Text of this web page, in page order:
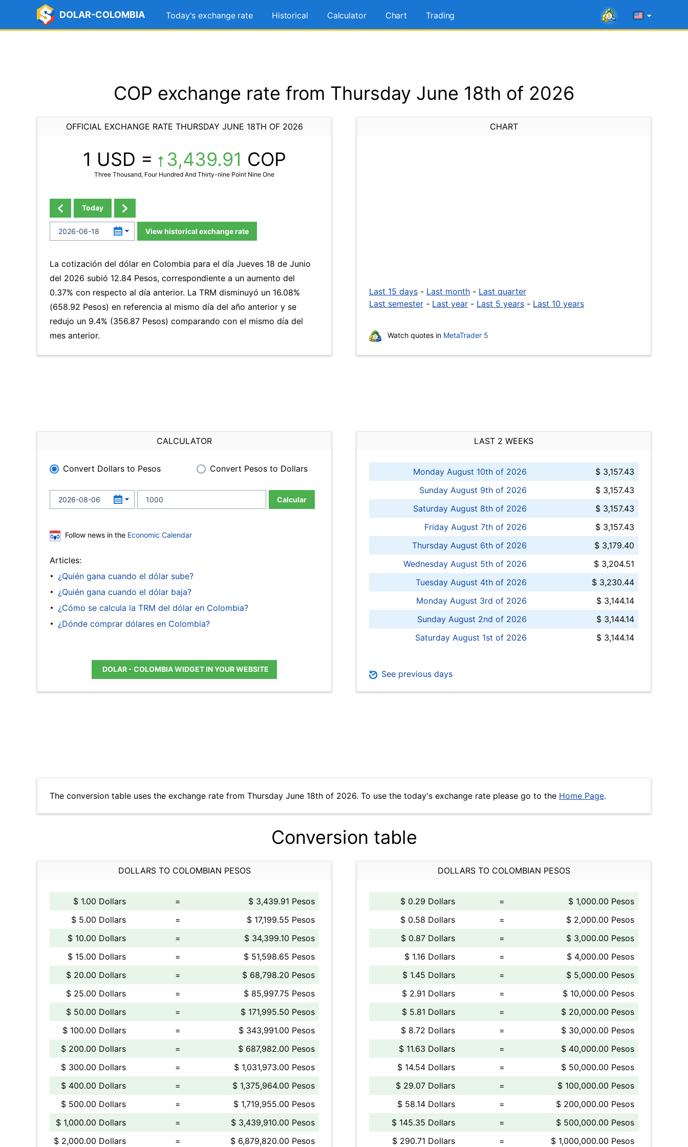
DOLAR-COLOMBIA Today's exchange rate Historical Calculator Chart Trading
COP exchange rate from Thursday June 18th of 2026
OFFICIAL EXCHANGE RATE THURSDAY JUNE 18TH OF 2026
1 USD = 3,439.91 COP
Three Thousand, Four Hundred And Thirty-nine Point Nine One
Today
View historical exchange rate
La cotización del dólar en Colombia para el día Jueves 18 de Junio
del 2026 subió 12.84 Pesos, correspondiente a un aumento del
0.37% con respecto al día anterior. La TRM disminuyó un 16.08%
(658.92 Pesos) en referencia al mismo día del año anterior y se
redujo un 9.4% (356.87 Pesos) comparando con el mismo día del
mes anterior.
CHART
Last 15 days - Last month - Last quarter
Last semester - Last year - Last 5 years - Last 10 years
Watch quotes in MetaTrader 5
CALCULATOR
Convert Dollars to Pesos Convert Pesos to Dollars
Calcular
Follow news in the Economic Calendar
Articles:
¿Quién gana cuando el dólar sube?
¿Quién gana cuando el dólar baja?
¿Cómo se calcula la TRM del dólar en Colombia?
¿Dónde comprar dólares en Colombia?
DOLAR - COLOMBIA WIDGET IN YOUR WEBSITE
LAST 2 WEEKS
Monday August 10th of 2026
$ 3,157.43
Sunday August 9th of 2026
$ 3,157.43
Saturday August 8th of 2026
$ 3,157.43
Friday August 7th of 2026
$ 3,157.43
Thursday August 6th of 2026
$ 3,179.40
Wednesday August 5th of 2026
$ 3,204.51
Tuesday August 4th of 2026
$ 3,230.44
Monday August 3rd of 2026
$ 3,144.14
Sunday August 2nd of 2026
$ 3,144.14
Saturday August 1st of 2026
$ 3,144.14
See previous days
The conversion table uses the exchange rate from Thursday June 18th of 2026. To use the today's exchange rate please go to the Home Page.
Conversion table
DOLLARS TO COLOMBIAN PESOS
$ 1.00 Dollars =
$ 3,439.91 Pesos
$ 5.00 Dollars
=
$ 17,199.55 Pesos
$ 10.00 Dollars
=
$ 34,399.10 Pesos
$ 15.00 Dollars
=
$ 51,598.65 Pesos
$ 20.00 Dollars
=
$ 68,798.20 Pesos
$ 25.00 Dollars
=
$ 85,997.75 Pesos
$ 50.00 Dollars
=
$ 171,995.50 Pesos
$ 100.00 Dollars
=
$ 343,991.00 Pesos
$ 200.00 Dollars
=
$ 687,982.00 Pesos
$ 300.00 Dollars
=
$ 1,031,973.00 Pesos
$ 400.00 Dollars
=
$ 1,375,964.00 Pesos
$ 500.00 Dollars
=
$ 1,719,955.00 Pesos
$ 1,000.00 Dollars
=
$ 3,439,910.00 Pesos
$ 2,000.00 Dollars
= $ 6,879,820.00 Pesos
DOLLARS TO COLOMBIAN PESOS
$ 0.29 Dollars =
$ 1,000.00 Pesos
$ 0.58 Dollars
=
$ 2,000.00 Pesos
$ 0.87 Dollars
=
$ 3,000.00 Pesos
$ 1.16 Dollars
=
$ 4,000.00 Pesos
$ 1.45 Dollars
=
$ 5,000.00 Pesos
$ 2.91 Dollars
=
$ 10,000.00 Pesos
$ 5.81 Dollars
=
$ 20,000.00 Pesos
$ 8.72 Dollars
=
$ 30,000.00 Pesos
$ 11.63 Dollars
=
$ 40,000.00 Pesos
$ 14.54 Dollars
=
$ 50,000.00 Pesos
$ 29.07 Dollars
=
$ 100,000.00 Pesos
$ 58.14 Dollars
=
$ 200,000.00 Pesos
$ 145.35 Dollars
=
$ 500,000.00 Pesos
$ 290.71 Dollars
= $ 1,000,000.00 Pesos